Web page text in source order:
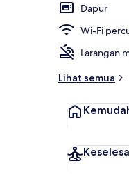
Dapur
Wi-Fi
Larangan
Lihat semua